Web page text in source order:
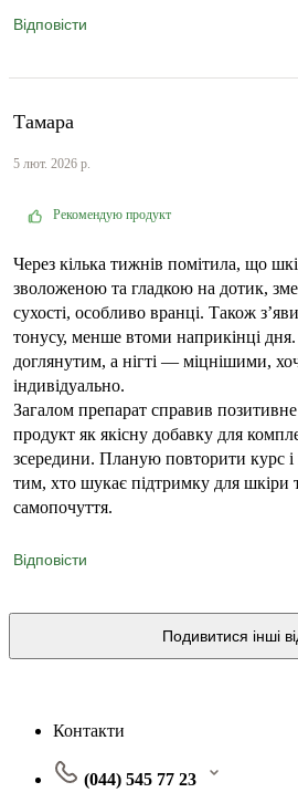
Відповісти
Тамара
5 лют. 2026 р.
Рекомендую продукт
Через кілька тижнів помітила, що
зволоженою та гладкою на дотик,
сухості, особливо вранці. Також
тонусу, менше втоми наприкінці
доглянутим, а нігті — міцнішими,
індивідуально.
Загалом препарат справив
продукт як якісну добавку для
зсередини. Планую повторити курс
тим, хто шукає підтримку для шкіри
самопочуття.
Відповісти
Подивитися інші
Контакти
(044) 545 77 23